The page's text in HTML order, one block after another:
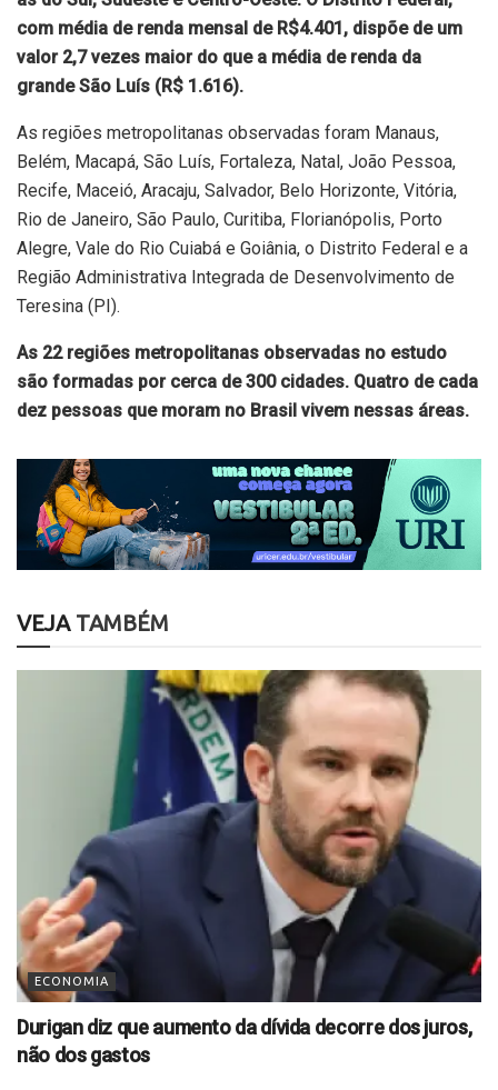
com média de renda mensal de R$4.401, dispõe de um
valor 2,7 vezes maior do que a média de renda da
grande São Luís (R$ 1.616).
As regiões metropolitanas observadas foram Manaus,
Belém, Macapá, São Luís, Fortaleza, Natal, João Pessoa,
Recife, Maceió, Aracaju, Salvador, Belo Horizonte, Vitória,
Rio de Janeiro, São Paulo, Curitiba, Florianópolis, Porto
Alegre, Vale do Rio Cuiabá e Goiânia, o Distrito Federal e a
Região Administrativa Integrada de Desenvolvimento de
Teresina (PI).
As 22 regiões metropolitanas observadas no estudo
são formadas por cerca de 300 cidades. Quatro de cada
dez pessoas que moram no Brasil vivem nessas áreas.
VEJATAMBÉM
ECONOMIA
Durigan diz que aumento da dívida decorre dos juros,
não dos gastos